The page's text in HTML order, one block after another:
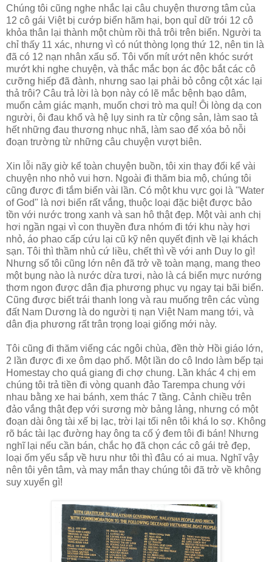
Chúng tôi cũng nghe nhắc lại câu chuyện thương tâm của
12 cô gái Việt bị cướp biển hãm hại, bọn quỉ dữ trói 12 cô
khỏa thân lại thành một chùm rồi thả trôi trên biển. Người ta
chỉ thấy 11 xác, nhưng vì có nút thòng lọng thứ 12, nên tin là
đã có 12 nạn nhân xấu số. Tôi vốn mít ướt nên khóc sướt
mướt khi nghe chuyện, và thắc mắc bọn ác độc bắt các cô
cưỡng hiếp đã đành, nhưng sao lại phải bỏ công cột xác lại
thả trôi? Câu trả lời là bọn này có lẽ mắc bệnh bạo dâm,
muốn cảm giác mạnh, muốn chơi trò ma quỉ! Ôi lòng dạ con
người, ôi đau khổ và hệ lụy sinh ra từ cộng sản, làm sao tả
hết những đau thương nhục nhã, làm sao để xóa bỏ nỗi
đoạn trường từ những câu chuyện vượt biên.
Xin lỗi nãy giờ kể toàn chuyện buồn, tôi xin thay đổi kể vài
chuyện nho nhỏ vui hơn. Ngoài đi thăm bia mộ, chúng tôi
cũng được đi tắm biển vài lần. Có một khu vực gọi là "Water
of God" là nơi biển rất vắng, thuộc loại đặc biệt được bảo
tồn với nước trong xanh và san hô thật đẹp. Một vài anh chị
hơi ngần ngại vì con thuyền đưa nhóm đi tới khu này hơi
nhỏ, áo phao cấp cứu lại cũ kỹ nên quyết định về lại khách
sạn. Tôi thì thầm nhủ cứ liều, chết thì về với anh Duy lo gì!
Nhưng số tôi cũng lớn nên đã trở về toàn mạng, mang theo
một bụng nào là nước dừa tươi, nào là cá biển mực nướng
thơm ngon được dân địa phương phục vụ ngay tại bãi biển.
Cũng được biết trái thanh long và rau muống trên các vùng
đất Nam Dương là do người tị nạn Việt Nam mang tới, và
dân địa phương rất trân trọng loại giống mới này.
Tôi cũng đi thăm viếng các ngôi chùa, đền thờ Hồi giáo lớn,
2 lần được đi xe ôm dạo phố. Một lần do cô Indo làm bếp tại
Homestay cho quá giang đi chợ chung. Lần khác 4 chị em
chúng tôi trả tiền đi vòng quanh đảo Tarempa chung với
nhau bằng xe hai bánh, xem thác 7 tầng. Cảnh chiều trên
đảo vắng thật đẹp với sương mờ bảng lảng, nhưng có một
đoạn dài ông tài xế bị lạc, trời lại tối nên tôi khá lo sợ. Không
rõ bác tài lạc đường hay ông ta cố ý đem tôi đi bán! Nhưng
nghĩ lại nếu cần bán, chắc họ đã chọn các cô gái trẻ đẹp,
loại ốm yếu sắp về hưu như tôi thì đâu có ai mua. Nghĩ vậy
nên tôi yên tâm, và may mắn thay chúng tôi đã trở về không
suy xuyển gì!